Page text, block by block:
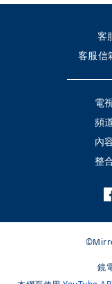
客
客服信
電
頻
內
整
鏡